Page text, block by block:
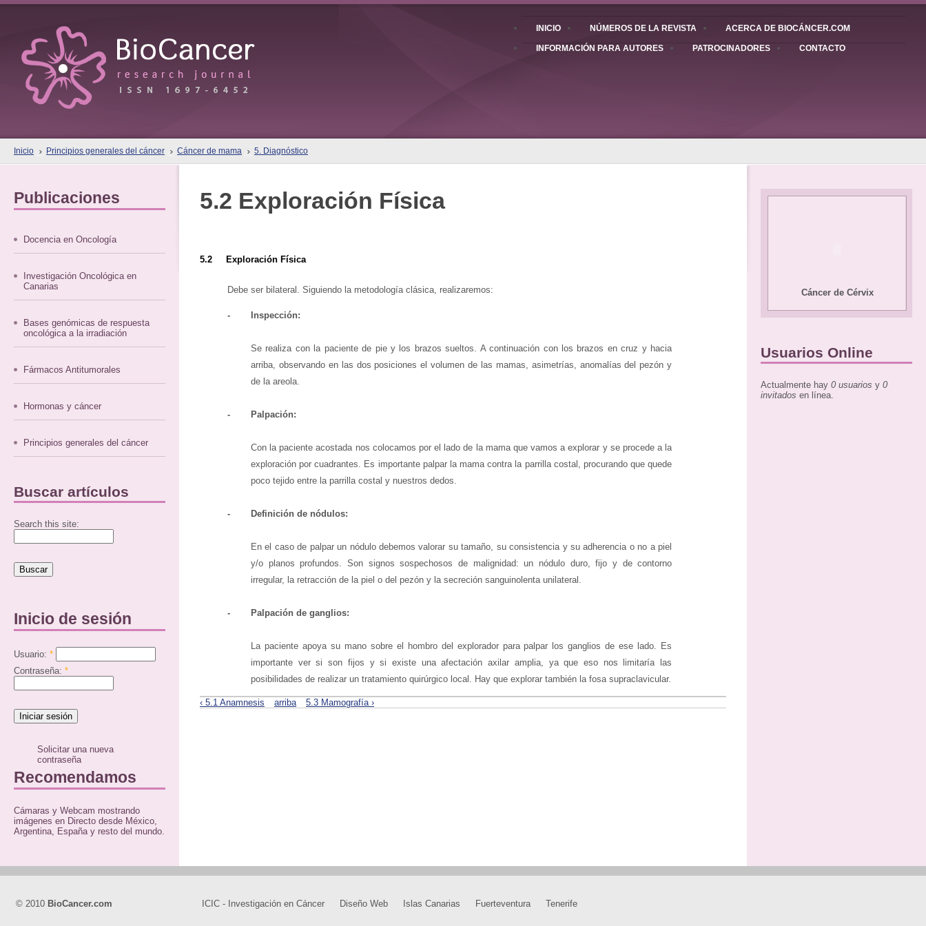
INICIO NÚMEROS DE LA REVISTA ACERCA DE BIOCÁNCER.COM
INFORMACIÓN PARA AUTORES PATROCINADORES CONTACTO
Inicio Principios generales del cáncer Cáncer de mama 5. Diagnóstico
Publicaciones
Docencia en Oncología
Investigación Oncológica en
Canarias
Bases genómicas de respuesta
oncológica a la irradiación
Fármacos Antitumorales
Hormonas y cáncer
Principios generales del cáncer
Buscar artículos
Search this site:
Inicio de sesión
Usuario: *
Contraseña: *
Solicitar una nueva
contraseña
Recomendamos
Cámaras y Webcam mostrando
imágenes en Directo desde México,
Argentina, España y resto del mundo.
Cáncer de Cérvix
Usuarios Online
Actualmente hay 0 usuarios y 0
invitados en línea.
5.2 Exploración Física
5.2 Exploración Física
Debe ser bilateral. Siguiendo la metodología clásica, realizaremos:
- Inspección:
Se realiza con la paciente de pie y los brazos sueltos. A continuación con los brazos en cruz y hacia
arriba, observando en las dos posiciones el volumen de las mamas, asimetrías, anomalías del pezón y
de la areola.
- Palpación:
Con la paciente acostada nos colocamos por el lado de la mama que vamos a explorar y se procede a la
exploración por cuadrantes. Es importante palpar la mama contra la parrilla costal, procurando que quede
poco tejido entre la parrilla costal y nuestros dedos.
- Definición de nódulos:
En el caso de palpar un nódulo debemos valorar su tamaño, su consistencia y su adherencia o no a piel
y/o planos profundos. Son signos sospechosos de malignidad: un nódulo duro, fijo y de contorno
irregular, la retracción de la piel o del pezón y la secreción sanguinolenta unilateral.
- Palpación de ganglios:
La paciente apoya su mano sobre el hombro del explorador para palpar los ganglios de ese lado. Es
importante ver si son fijos y si existe una afectación axilar amplia, ya que eso nos limitaría las
posibilidades de realizar un tratamiento quirúrgico local. Hay que explorar también la fosa supraclavicular.
‹ 5.1 Anamnesis arriba 5.3 Mamografía ›
© 2010 BioCancer.com ICIC - Investigación en Cáncer Diseño Web Islas Canarias Fuerteventura Tenerife